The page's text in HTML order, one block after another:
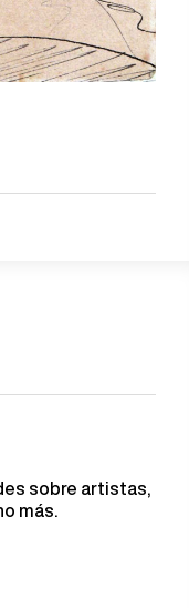
sobre artistas,
más.